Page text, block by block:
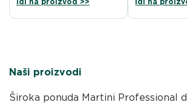
Naši proizvodi
Široka ponuda Martini Professional